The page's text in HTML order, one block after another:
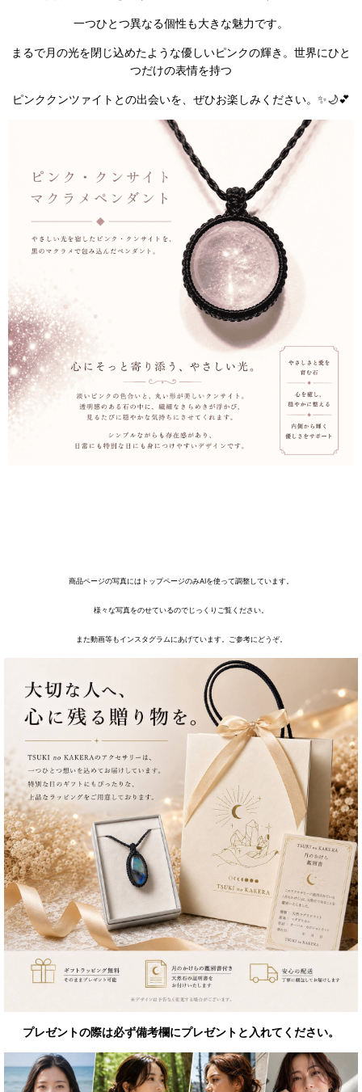
一つひとつ異なる個性も大きな魅力です。
まるで月の光を閉じ込めたような優しいピンクの輝き。世界にひと
つだけの表情を持つ
ピンククンツァイトとの出会いを、ぜひお楽しみください。✨🌙💕
商品ページの写真にはトップページのみAIを使って調整しています。
様々な写真をのせているのでじっくりご覧ください。
また動画等もインスタグラムにあげています。ご参考にどうぞ。
プレゼントの際は必ず備考欄にプレゼントと入れてください。